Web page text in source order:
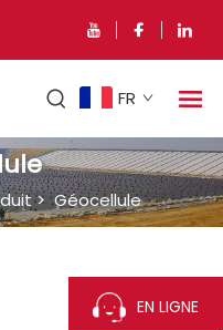
FR
>Géocellule
EN LIGNE